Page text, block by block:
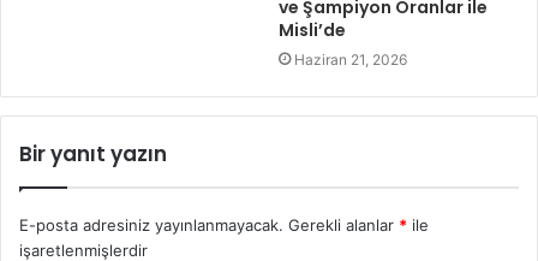
ve Şampiyon Oranlar ile
Misli’de
Haziran 21, 2026
Bir yanıt yazın
E-posta adresiniz yayınlanmayacak. Gerekli alanlar * ile
işaretlenmişlerdir